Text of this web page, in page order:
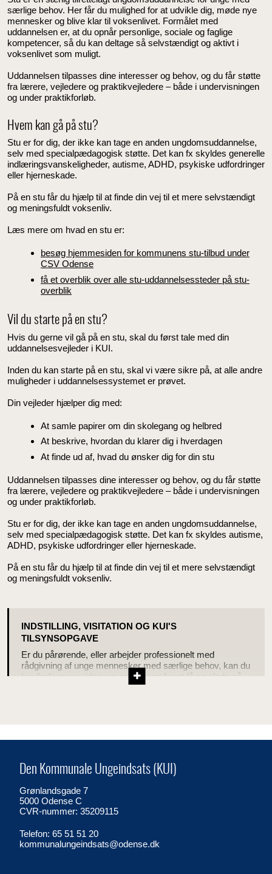
særlige behov. Her får du mulighed for at udvikle dig, møde nye
mennesker og blive klar til voksenlivet. Formålet med
uddannelsen er, at du opnår personlige, sociale og faglige
kompetencer, så du kan deltage så selvstændigt og aktivt i
voksenlivet som muligt.
Uddannelsen tilpasses dine interesser og behov, og du får støtte
fra lærere, vejledere og praktikvejledere – både i undervisningen
og under praktikforløb.
Hvem kan gå på stu?
Stu er for dig, der ikke kan tage en anden ungdomsuddannelse,
selv med specialpædagogisk støtte. Det kan fx skyldes generelle
indlæringsvanskeligheder, autisme, ADHD, psykiske udfordringer
eller hjerneskade.
På en stu får du hjælp til at finde din vej til et mere selvstændigt
og meningsfuldt voksenliv.
Læs mere om hvad en stu er:
besøg hjemmesiden for kommunens stu-tilbud under
CSV Odense
få et overblik over alle stu-uddannelsessteder på stu-
overblik
Vil du starte på en stu?
Hvis du gerne vil gå på en stu, skal du først tale med din
uddannelsesvejleder i KUI.
Inden du kan starte på en stu, skal vi være sikre på, at alle andre
muligheder i uddannelsessystemet er prøvet.
Din vejleder hjælper dig med:
At samle papirer om din skolegang og helbred
At beskrive, hvordan du klarer dig i hverdagen
At finde ud af, hvad du ønsker dig for din stu
Uddannelsen tilpasses dine interesser og behov, og du får støtte
fra lærere, vejledere og praktikvejledere – både i undervisningen
og under praktikforløb.
Stu er for dig, der ikke kan tage en anden ungdomsuddannelse,
selv med specialpædagogisk støtte. Det kan fx skyldes autisme,
ADHD, psykiske udfordringer eller hjerneskade.
På en stu får du hjælp til at finde din vej til et mere selvstændigt
og meningsfuldt voksenliv.
INDSTILLING, VISITATION OG KUI'S
TILSYNSOPGAVE
Er du pårørende, eller arbejder professionelt med
rådgivning af unge mennesker med særlige behov, kan du
her finde mere viden om processen for at få en plads på
en stu, og om vores opgave med at føre tilsyn med stu-
Den Kommunale Ungeindsats (KUI)
Grønlandsgade 7
5000 Odense C
CVR-nummer: 35209115
Telefon: 65 51 51 20
kommunalungeindsats@odense.dk